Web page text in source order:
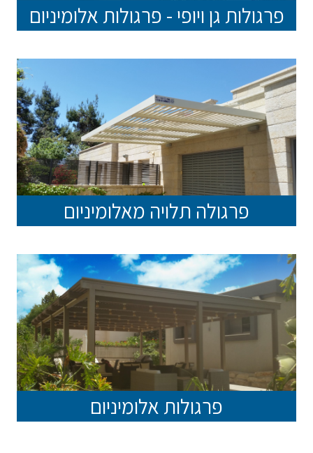
פרגולות גן ויופי - פרגולות אלומיניום
פרגולה תלויה מאלומיניום
פרגולות אלומיניום